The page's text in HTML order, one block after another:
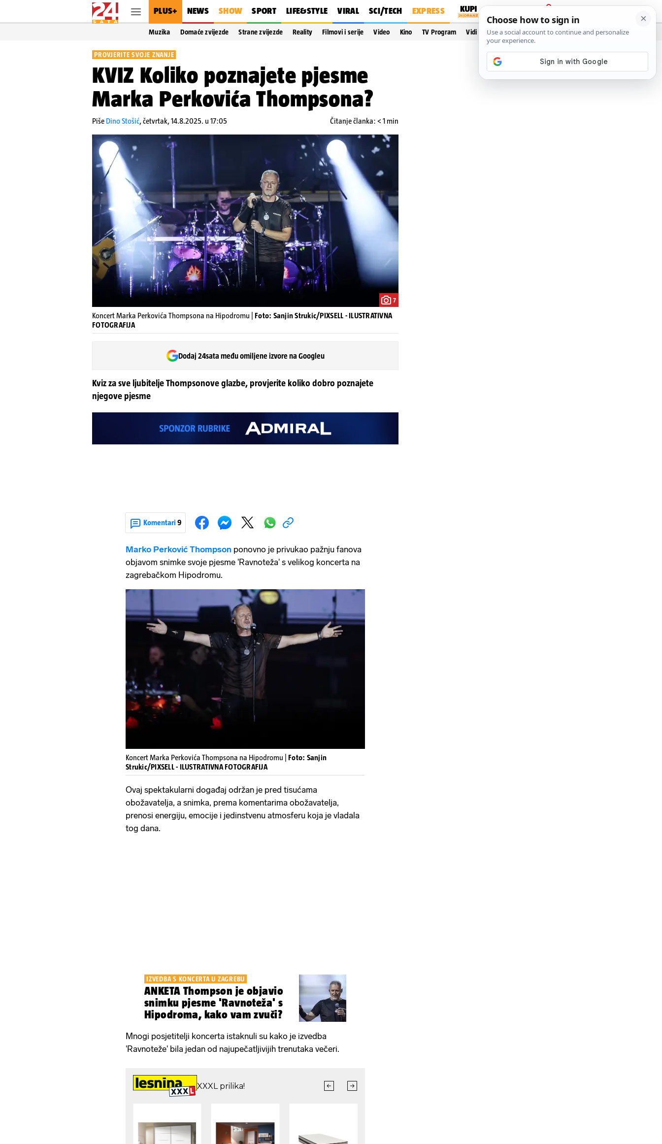
PLUS+ NEWS SHOW SPORT LIFE&STYLE VIRAL SCI/TECH EXPRESS
PRIJAVA
Muzika Domaće zvijezde Strane zvijezde Reality Filmovi i serije Video Kino TV Program Vidi još…
PROVJERITE SVOJE ZNANJE
KVIZ Koliko poznajete pjesme
Marka Perkovića Thompsona?
Piše Dino Stošić,četvrtak, 14.8.2025. u 17:05 Čitanje članka: < 1 min
7
Koncert Marka Perkovića Thompsona na Hipodromu | Foto: Sanjin Strukic/PIXSELL - ILUSTRATIVNA
FOTOGRAFIJA
Dodaj 24sata među omiljene izvore na Googleu
Kviz za sve ljubitelje Thompsonove glazbe, provjerite koliko dobro poznajete
njegove pjesme
Komentari 9
Marko Perković Thompson ponovno je privukao pažnju fanova
objavom snimke svoje pjesme 'Ravnoteža' s velikog koncerta na
zagrebačkom Hipodromu.
Koncert Marka Perkovića Thompsona na Hipodromu | Foto: Sanjin
Strukic/PIXSELL - ILUSTRATIVNA FOTOGRAFIJA
Ovaj spektakularni događaj održan je pred tisućama
obožavatelja, a snimka, prema komentarima obožavatelja,
prenosi energiju, emocije i jedinstvenu atmosferu koja je vladala
tog dana.
IZVEDBA S KONCERTA U ZAGREBU
ANKETA Thompson je objavio
snimku pjesme 'Ravnoteža' s
Hipodroma, kako vam zvuči?
Mnogi posjetitelji koncerta istaknuli su kako je izvedba
'Ravnoteže' bila jedan od najupečatljivijih trenutaka večeri.